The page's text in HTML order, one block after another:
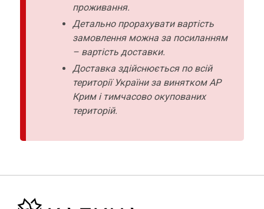
проживання.
Детально прорахувати вартість
замовлення можна за посиланням
– вартість доставки.
Доставка здійснюється по всій
території України за винятком АР
Крим і тимчасово окупованих
територій.